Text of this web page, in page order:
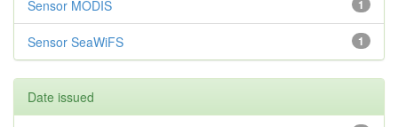
1
Sensor MODIS
1
Sensor SeaWiFS
Date issued